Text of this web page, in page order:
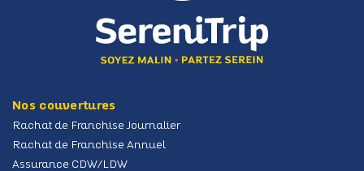
Nos couvertures
Rachat de Franchise Journalier
Rachat de Franchise Annuel
Assurance CDW/LDW